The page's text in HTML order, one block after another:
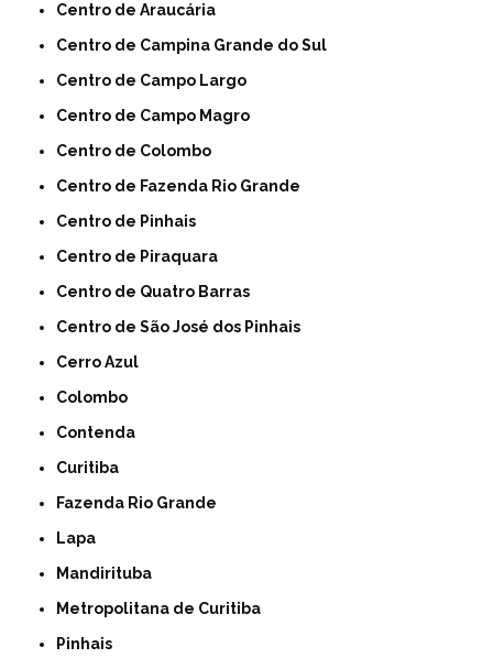
Centro de Araucária
Centro de Campina Grande do Sul
Centro de Campo Largo
Centro de Campo Magro
Centro de Colombo
Centro de Fazenda Rio Grande
Centro de Pinhais
Centro de Piraquara
Centro de Quatro Barras
Centro de São José dos Pinhais
Cerro Azul
Colombo
Contenda
Curitiba
Fazenda Rio Grande
Lapa
Mandirituba
Metropolitana de Curitiba
Pinhais